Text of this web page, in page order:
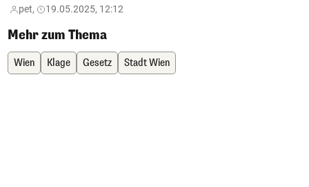
pet, 19.05.2025, 12:12
Mehr zum Thema
Wien Klage Gesetz Stadt Wien